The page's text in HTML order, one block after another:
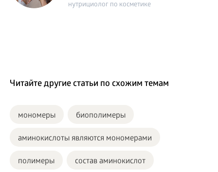
нутрициолог по косметике
Читайте другие статьи по схожим темам
мономеры биополимеры
аминокислоты являются мономерами
полимеры состав аминокислот